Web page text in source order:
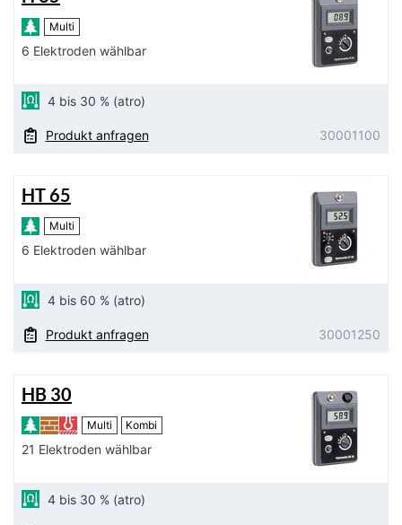
Multi
6 Elektroden wählbar
4 bis 30 % (atro)
Produkt anfragen 30001100
HT 65
Multi
6 Elektroden wählbar
4 bis 60 % (atro)
Produkt anfragen 30001250
HB 30
Multi Kombi
21 Elektroden wählbar
4 bis 30 % (atro)